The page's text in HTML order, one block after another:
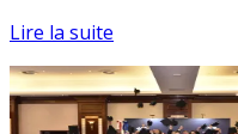
Lire la suite